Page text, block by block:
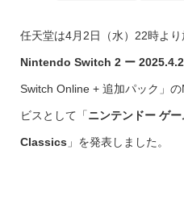
任天堂は4月2日（水）22時より
Nintendo Switch 2 ー 2025.4.2
Switch Online + 追加パック」
ビスとして「ニンテンドー ゲ
Classics 」を発表しました。